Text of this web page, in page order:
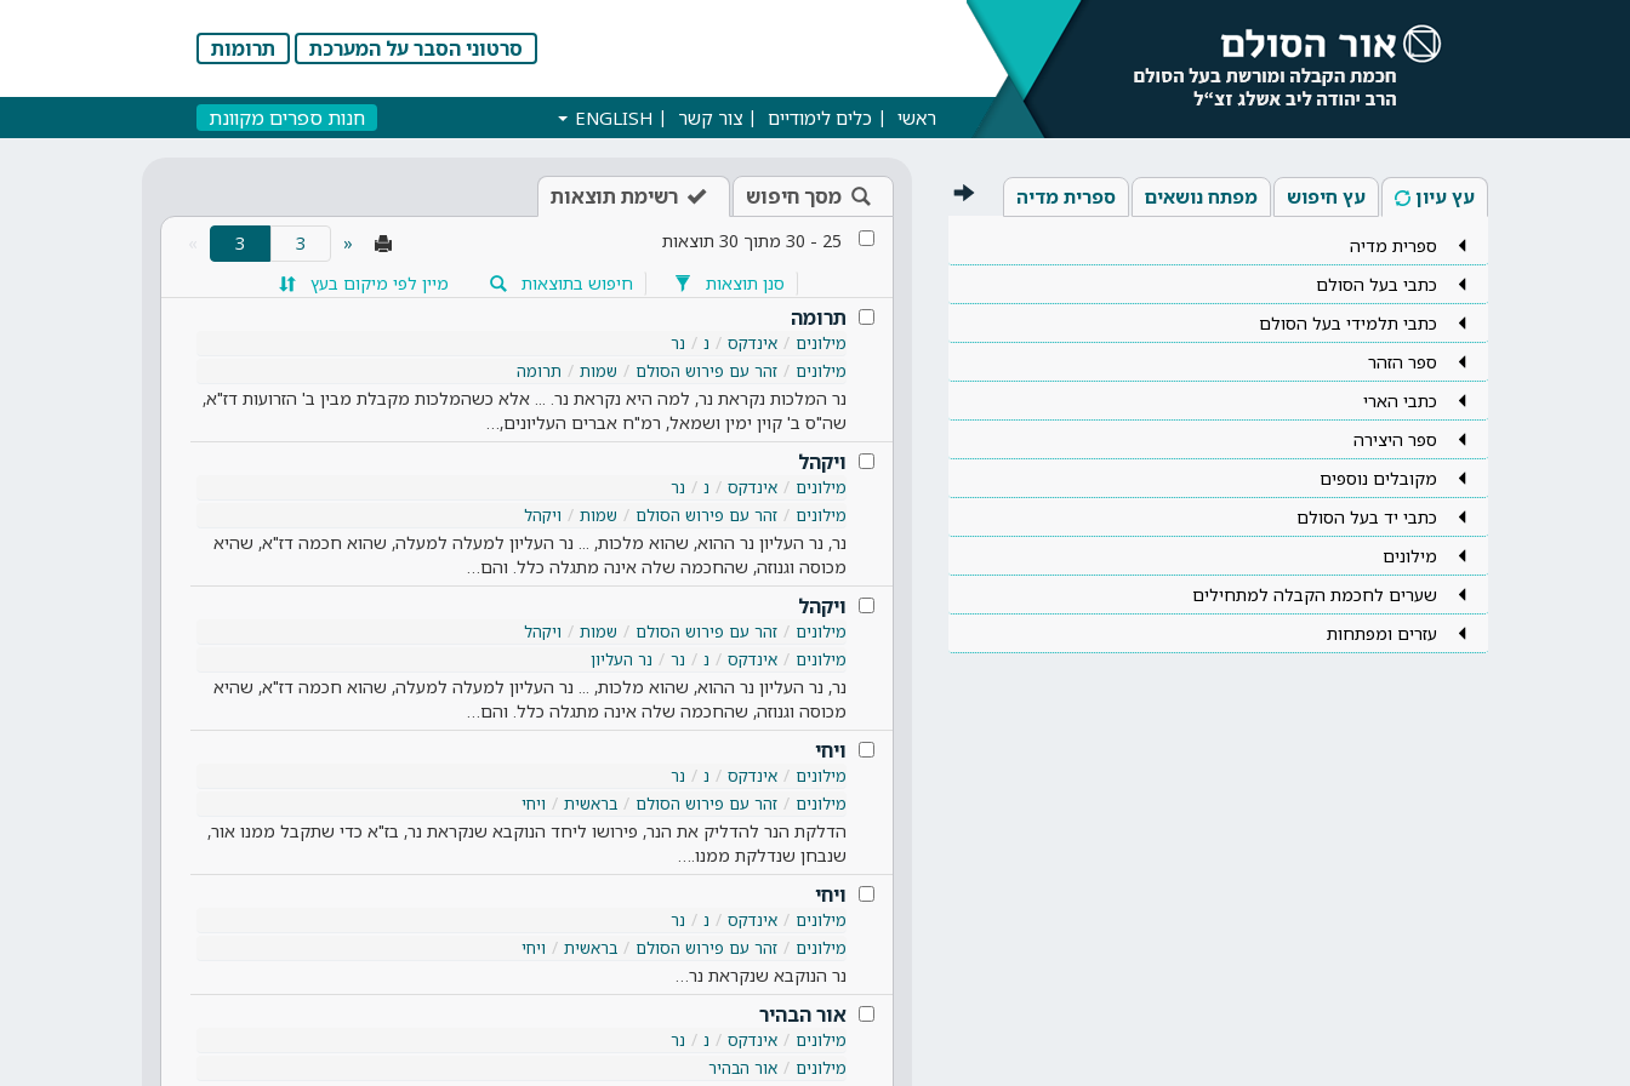
סרטוני הסבר על המערכת תרומות
ראשי כלים לימודיים צור קשר ENGLISH חנות ספרים מקוונת
עץ עיון עץ חיפוש מפתח נושאים ספרית מדיה
ספרית מדיה
כתבי בעל הסולם
כתבי תלמידי בעל הסולם
ספר הזהר
כתבי הארי
ספר היצירה
מקובלים נוספים
כתבי יד בעל הסולם
מילונים
שערים לחכמת הקבלה למתחילים
עזרים ומפתחות
מסך חיפוש רשימת תוצאות
25
-
30 מתוך 30 תוצאות «
3
(current)
סנן תוצאות
חיפוש בתוצאות מיין לפי מיקום בעץ
תרומה
מילונים אינדקס נ
נר
מילונים
זהר עם פירוש הסולם שמות תרומה
נר המלכות נקראת נר, למה היא נקראת נר. ... אלא כשהמלכות מקבלת מבין ב' הזרועות דז"א,
שה"ס ב' קוין ימין ושמאל, רמ"ח אברים העליונים,…
ויקהל
מילונים אינדקס נ
נר
מילונים
זהר עם פירוש הסולם שמות ויקהל
נר, נר העליון נר ההוא, שהוא מלכות, ... נר העליון למעלה למעלה, שהוא חכמה דז"א, שהיא
מכוסה וגנוזה, שהחכמה שלה אינה מתגלה כלל. והם…
ויקהל
מילונים זהר עם פירוש הסולם שמות
ויקהל
מילונים
אינדקס נ נר נר העליון
נר, נר העליון נר ההוא, שהוא מלכות, ... נר העליון למעלה למעלה, שהוא חכמה דז"א, שהיא
מכוסה וגנוזה, שהחכמה שלה אינה מתגלה כלל. והם…
ויחי
מילונים אינדקס נ
נר
מילונים
זהר עם פירוש הסולם בראשית ויחי
הדלקת הנר להדליק את הנר, פירושו ליחד הנוקבא שנקראת נר, בז"א כדי שתקבל ממנו אור,
שנבחן שנדלקת ממנו.…
ויחי
מילונים אינדקס נ
נר
מילונים
זהר עם פירוש הסולם בראשית ויחי
נר הנוקבא שנקראת נר…
אור הבהיר
מילונים אינדקס נ
נר
מילונים
אור הבהיר